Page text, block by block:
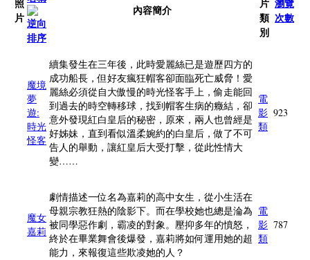
照
片
內容簡介
片
類
別
瀏覽
次數
魔境
夢
遊:
時光
怪客
續集發生在三年後，此時愛麗絲已是遊歷四方的
成功船長，但好友瘋狂帽客卻面臨死亡威脅！愛
麗絲必須從自大傲慢的時光怪客手上，偷走能回
到過去的時空轉移球，找到帽客生病的癥結，卻
意外發現紅白皇后的秘密，原來，兩人也曾經是
好姊妹，直到看似溫柔婉約的白皇后，做了不可
告人的舉動，讓紅皇后大受打擊，從此性情大
變……
電
影
類
923
魔女
嘉莉
劇情描述一位名為嘉莉的高中女生，從小生活在
母親宗教狂熱的陰影下。而在學校她也總是淪為
被同學惡作劇，霸凌的對象。壓抑多年的憤怒，
終於在畢業舞會後爆發，嘉莉將如何運用她的超
能力，來報復這些欺凌她的人？
電
影
類
787